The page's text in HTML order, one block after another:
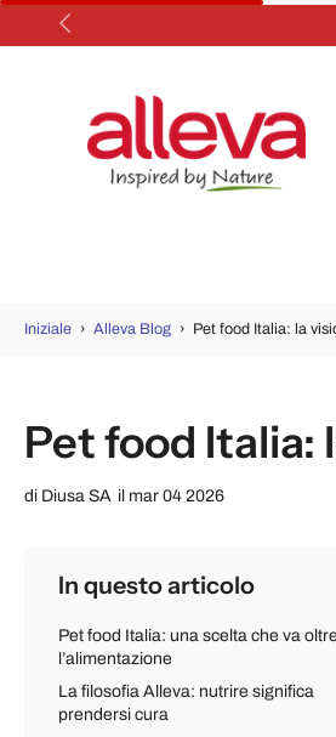
Salta
Iniziale › Alleva Blog › Pet food Italia: la
Pet food Italia:
di Diusa SA il mar 04 2026
In questo articolo
Pet food Italia: una scelta che va oltre
l’alimentazione
La filosofia Alleva: nutrire significa
prendersi cura